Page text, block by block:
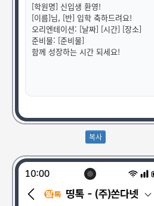
[학원명] 신입생 환영!
[이름]님, [반] 입학 축하드려요!
오리엔테이션: [날짜] [시간] [장소]
준비물: [준비물]
함께 성장하는 시간 되세요!